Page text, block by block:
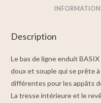
Description
Le bas de ligne enduit
doux et souple qui se prête
différentes pour les appâts
La tresse intérieure et le